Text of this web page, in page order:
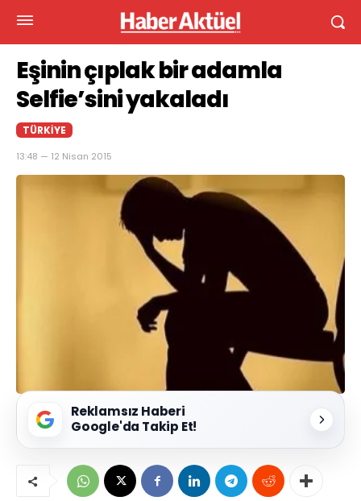
Eşinin çıplak bir adamla
Selfie’sini yakaladı
TÜRKIYE
13:48 — 12 Nisan 2015
Reklamsız Haberi
Google'da Takip Et!